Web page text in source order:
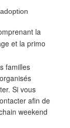
la
et la primo
familles
Si vous
afin de
weekend